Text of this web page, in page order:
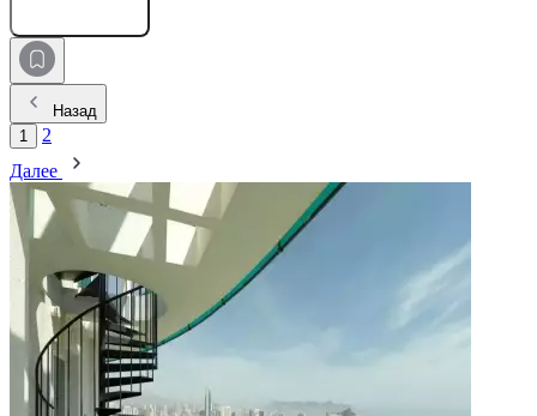
Назад
1
2
Далее